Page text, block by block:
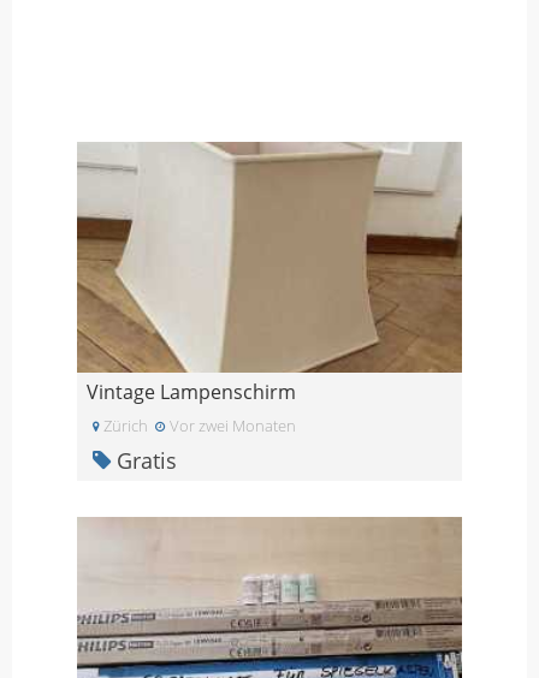
Vintage Lampenschirm
Zürich Vor zwei Monaten
Gratis